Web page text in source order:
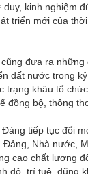
kinh nghiệm
triển mới của
đưa ra
đất nước trong
trạng khâu tổ
đồng bộ, thông
tiếp tục đổi
Nhà nước,
cao chất lượng
độ, trí tuệ, dũng